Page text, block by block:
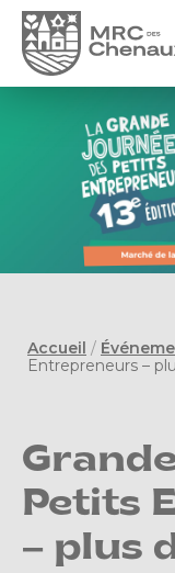
Accueil /
Entrepreneurs –
Petits
– plus